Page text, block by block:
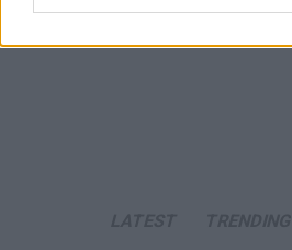
consultando la nostrainformativa